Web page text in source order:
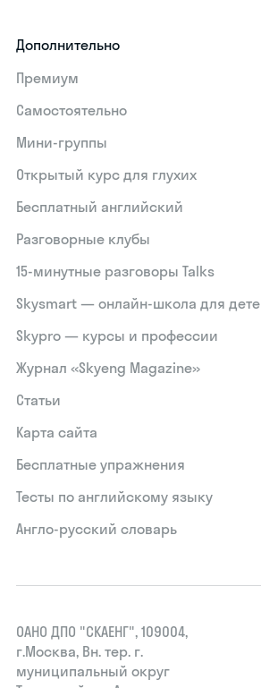
Дополнительно
Премиум
Самостоятельно
Мини-группы
Открытый курс для глухих
Бесплатный английский
Разговорные клубы
15‑минутные разговоры Talks
Skysmart — онлайн-школа для
Skypro — курсы и профессии
Журнал «Skyeng Magazine»
Статьи
Карта сайта
Бесплатные упражнения
Тесты по английскому языку
Англо-русский словарь
ОАНО ДПО "СКАЕНГ", 109004,
г.Москва, Вн. тер. г.
муниципальный округ